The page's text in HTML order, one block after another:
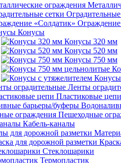
Оградительные
Конусы
Конусы 320 мм
Конусы 520 мм
Конусы 750 мм
Конусы
Ленты
Пластиковые цепи
Пешеходные
Кабель-каналы
Стеклошарики
Термопластик